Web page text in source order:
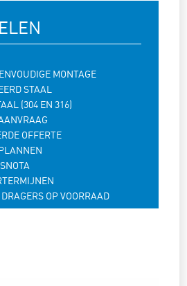
MONTAGE
STAAL
(304 EN 316)
OFFERTE
OP VOORRAAD